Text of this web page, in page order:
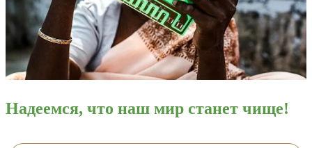
Надеемся, что наш мир станет чище!